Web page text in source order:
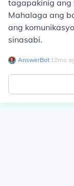
tagapakinig ang
Mahalaga ang
ang
sinasabi.
AnswerBot∙ 10mo